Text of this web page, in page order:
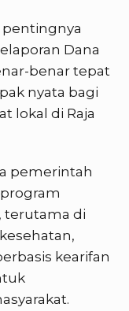
pentingnya
Dana
benar tepat
nyata bagi
lokal di Raja
pemerintah
terutama di
kearifan